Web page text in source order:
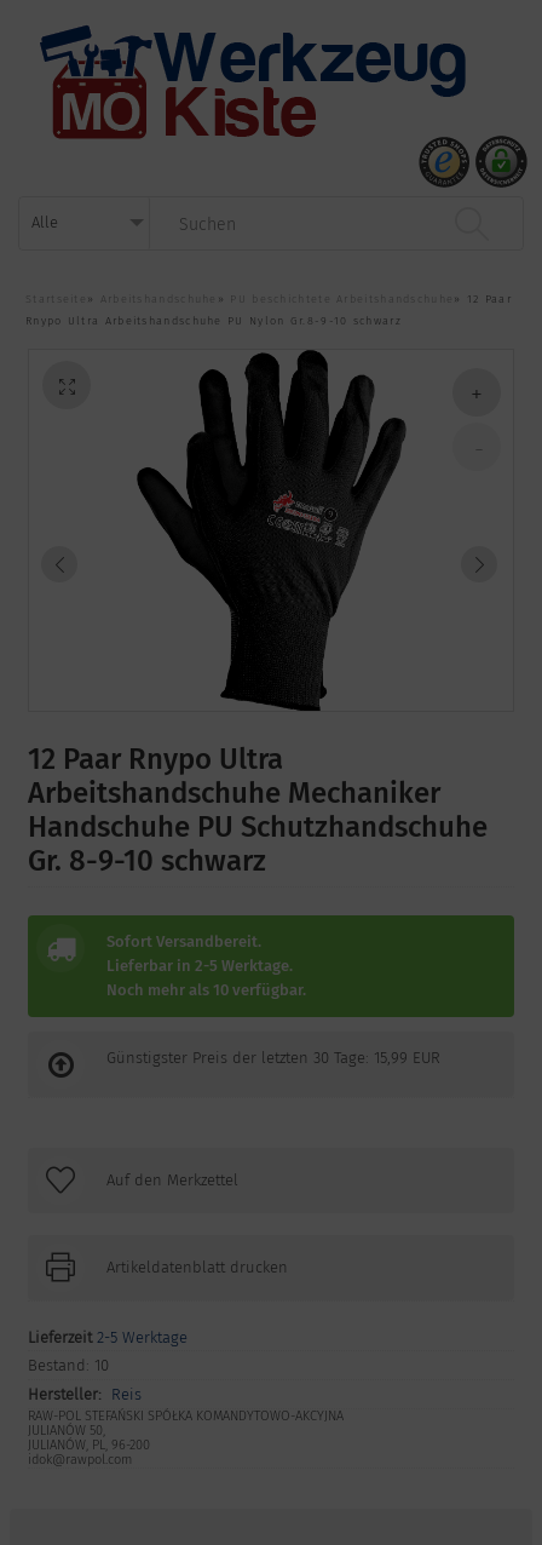
» Arbeitshandschuhe » PU beschichtete Arbeitshandschuhe »
12 Paar
Rnypo Ultra Arbeitshandschuhe PU Nylon Gr.8-9-10 schwarz
12 Paar Rnypo Ultra
Arbeitshandschuhe Mechaniker
Handschuhe PU Schutzhandschuhe
Gr. 8-9-10 schwarz
Sofort Versandbereit.
Lieferbar in 2-5 Werktage.
Noch mehr als 10 verfügbar.
Günstigster Preis der letzten 30 Tage: 15,99 EUR
Artikeldatenblatt drucken
Lieferzeit 2-5 Werktage
Bestand: 10
Hersteller:
Reis
RAW-POL STEFAŃSKI SPÓŁKA KOMANDYTOWO-AKCYJNA
JULIANÓW 50,
JULIANÓW, PL, 96-200
idok@rawpol.com